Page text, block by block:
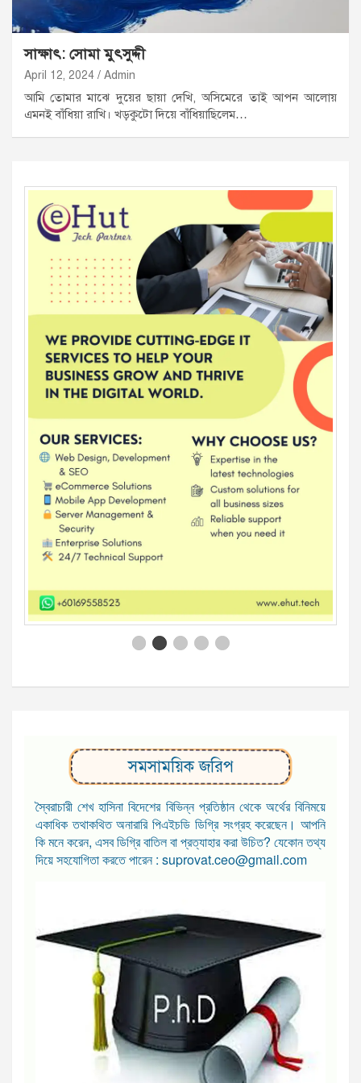
সাক্ষাৎ: সোমা মুৎসুদ্দী
April 12, 2024 Admin
আমি তোমার মাঝে দুয়ের ছায়া দেখি, অসিমেরে তাই আপন আলোয়
এমনই বাঁধিয়া রাখি। খড়কুটো দিয়ে বাঁধিয়াছিলেম…
সমসাময়িক জরিপ
স্বৈরাচারী শেখ হাসিনা বিদেশের বিভিন্ন প্রতিষ্ঠান থেকে অর্থের বিনিময়ে
একাধিক তথাকথিত অনারারি পিএইচডি ডিগ্রি সংগ্রহ করেছেন। আপনি
কি মনে করেন, এসব ডিগ্রি বাতিল বা প্রত্যাহার করা উচিত? যেকোন তথ্য
দিয়ে সহযোগিতা করতে পারেন : suprovat.ceo@gmail.com